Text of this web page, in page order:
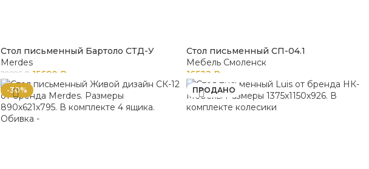
Стол письменный Бартоло СТД-У
Merdes
39225 ₽ 15690 ₽
Стол письменный СП-04.1
Мебель Смоленск
16522 ₽
-30% ПРОДАНО